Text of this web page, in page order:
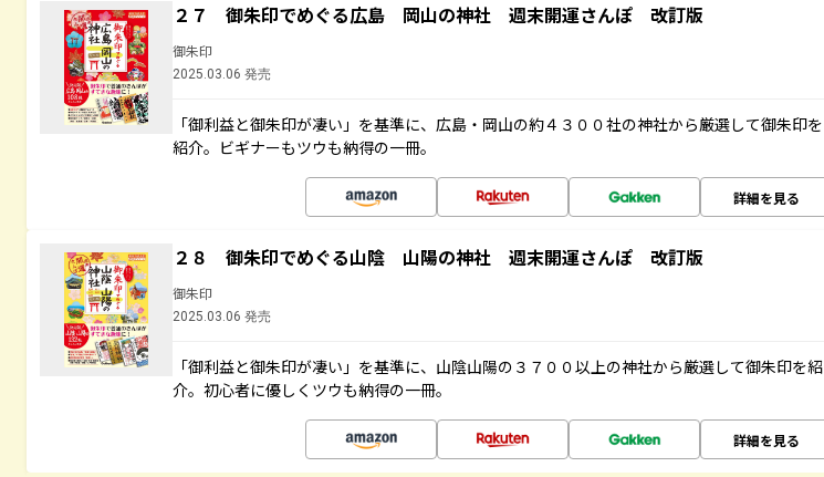
２７ 御朱印でめぐる広島 岡山の神社 週末開運さんぽ 改訂版
御朱印
2025.03.06 発売
「御利益と御朱印が凄い」を基準に、広島・岡山の約４３００社の神社から厳選して御朱印を
紹介。ビギナーもツウも納得の一冊。
詳細を見る
２８ 御朱印でめぐる山陰 山陽の神社 週末開運さんぽ 改訂版
御朱印
2025.03.06 発売
「御利益と御朱印が凄い」を基準に、山陰山陽の３７００以上の神社から厳選して御朱印を紹
介。初心者に優しくツウも納得の一冊。
詳細を見る